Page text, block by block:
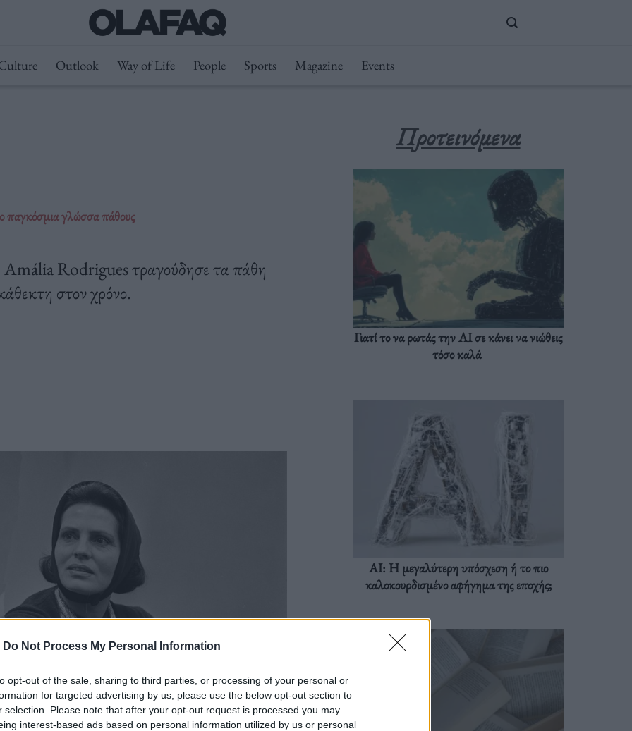
Do Not Process My Personal Information
opt-out of the sale, sharing to third parties, or processing of your personal or
for targeted advertising by us, please use the below opt-out section to
selection. Please note that after your opt-out request is processed you may
interest-based ads based on personal information utilized by us or personal
Outlook Way of Life People Sports Magazine Events
γλώσσα πάθους
Amália Rodrigues τραγούδησε τα πάθη
στον χρόνο.
Προτεινόμενα
Γιατί το να ρωτάς την AI σε κάνει να νιώθεις
τόσο καλά
AI: Η μεγαλύτερη υπόσχεση ή το πιο
καλοκουρδισμένο αφήγημα της εποχής;